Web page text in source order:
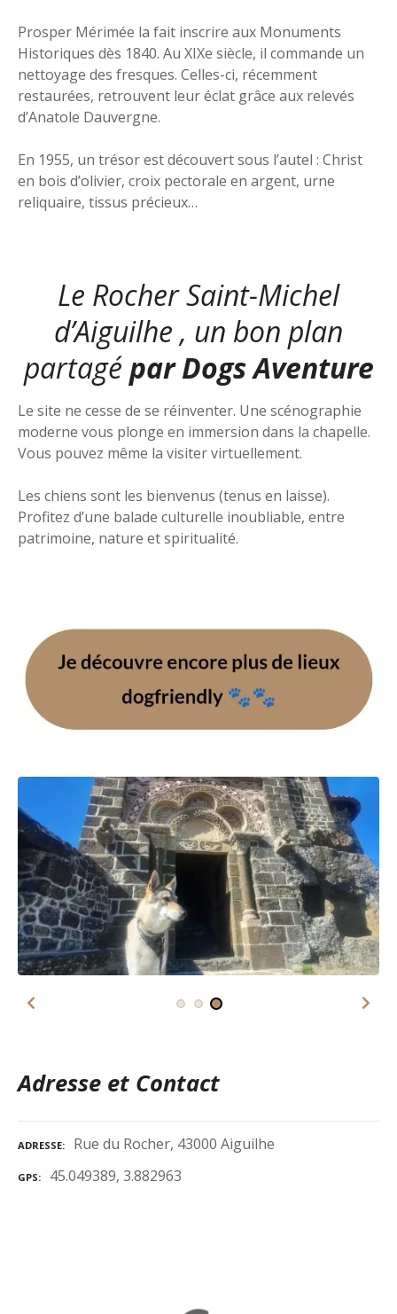
Prosper Mérimée la fait inscrire aux Monuments
Historiques dès 1840. Au XIXe siècle, il commande un
nettoyage des fresques. Celles-ci, récemment
restaurées, retrouvent leur éclat grâce aux relevés
d’Anatole Dauvergne.
En 1955, un trésor est découvert sous l’autel : Christ
en bois d’olivier, croix pectorale en argent, urne
reliquaire, tissus précieux…
Le Rocher Saint-Michel
d’Aiguilhe , un bon plan
partagéparDogs Aventure
Le site ne cesse de se réinventer. Une scénographie
moderne vous plonge en immersion dans la chapelle.
Vous pouvez même la visiter virtuellement.
Les chiens sont les bienvenus (tenus en laisse).
Profitez d’une balade culturelle inoubliable, entre
patrimoine, nature et spiritualité.
Adresse et Contact
ADRESSE Rue du Rocher, 43000 Aiguilhe
GPS 45.049389, 3.882963